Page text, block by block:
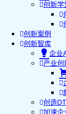
创新学
创新案例
创新智库
企业
产业创
创造
加速企